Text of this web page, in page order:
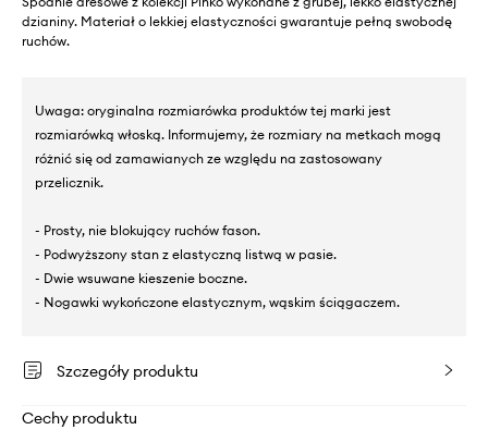
dzianiny. Materiał o lekkiej elastyczności gwarantuje pełną swobodę
ruchów.
Uwaga: oryginalna rozmiarówka produktów tej marki jest
rozmiarówką włoską. Informujemy, że rozmiary na metkach mogą
różnić się od zamawianych ze względu na zastosowany
przelicznik.
- Prosty, nie blokujący ruchów fason.
- Podwyższony stan z elastyczną listwą w pasie.
- Dwie wsuwane kieszenie boczne.
- Nogawki wykończone elastycznym, wąskim ściągaczem.
Szczegóły produktu
Cechy produktu